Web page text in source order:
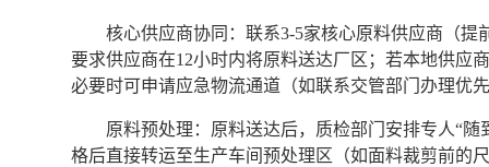
核心供应商协同：联系3-5家核心原料供应商（
要求供应商在12小时内将原料送达厂区；若本地供应
必要时可申请应急物流通道（如联系交管部门办理优
原料预处理：原料送达后，质检部门安排专人“
格后直接转运至生产车间预处理区（如面料裁剪前的